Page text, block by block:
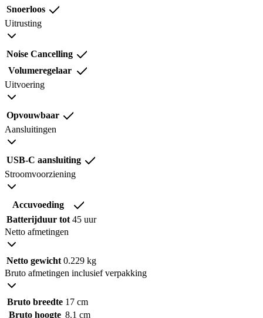
Snoerloos
Uitrusting
Noise Cancelling
Volumeregelaar
Uitvoering
Opvouwbaar
Aansluitingen
USB-C aansluiting
Stroomvoorziening
Accuvoeding
Batterijduur tot 45 uur
Netto afmetingen
Netto gewicht 0.229 kg
Bruto afmetingen inclusief verpakking
Bruto breedte 17 cm
Bruto hoogte 8.1 cm